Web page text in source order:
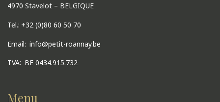
4970 Stavelot – BELGIQUE
Tel.: +32 (0)80 60 50 70
Email: info@petit-roannay.be
TVA: BE 0434.915.732
Menu